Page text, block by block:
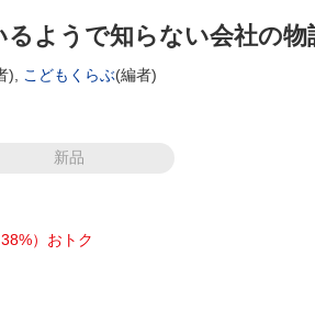
ようで知らない会社の物
), こどもくらぶ(編者)
新品
）おトク